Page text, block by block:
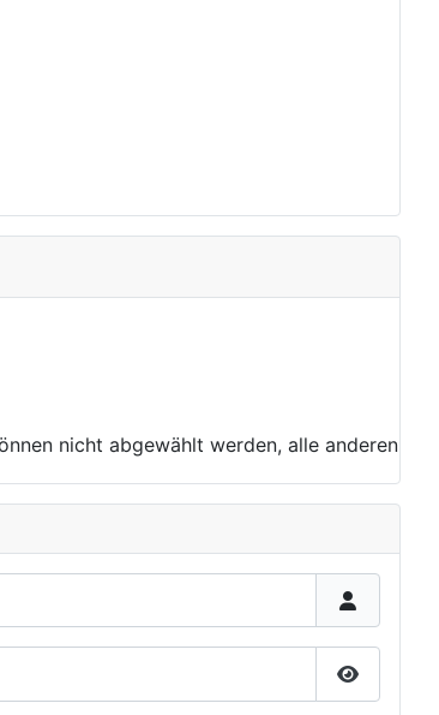
Passwort
nicht abgewählt werden, alle anderen